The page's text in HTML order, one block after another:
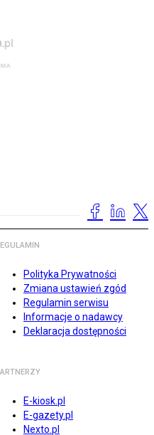
Polityka Prywatności
Zmiana ustawień zgód
Regulamin serwisu
Informacje o nadawcy
Deklaracja dostępności
E-kiosk.pl
E-gazety.pl
Nexto.pl